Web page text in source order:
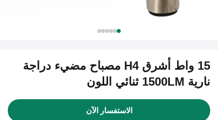
15 واط أشرق H4 مصباح مضيء دراجة
نارية 1500LM ثنائي اللون
الاستفسار الآن